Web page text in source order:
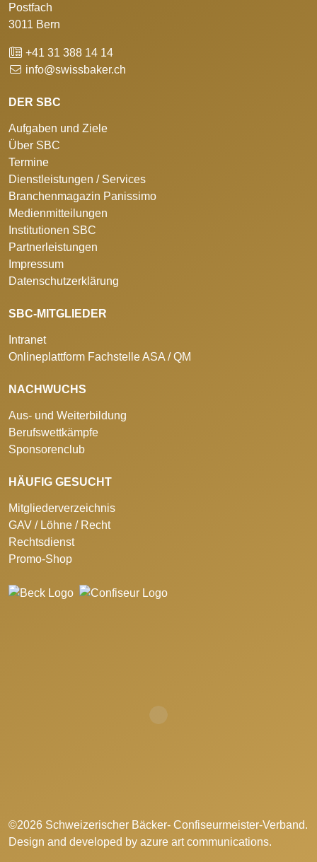
Postfach
3011 Bern
+41 31 388 14 14
info@swissbaker.ch
DER SBC
Aufgaben und Ziele
Über SBC
Termine
Dienstleistungen / Services
Branchenmagazin Panissimo
Medienmitteilungen
Institutionen SBC
Partnerleistungen
Impressum
Datenschutzerklärung
SBC-MITGLIEDER
Intranet
Onlineplattform Fachstelle ASA / QM
NACHWUCHS
Aus- und Weiterbildung
Berufswettkämpfe
Sponsorenclub
HÄUFIG GESUCHT
Mitgliederverzeichnis
GAV / Löhne / Recht
Rechtsdienst
Promo-Shop
©2026 Schweizerischer Bäcker- Confiseurmeister-Verband.
Design and developed by azure art communications.